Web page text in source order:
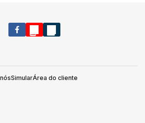
SimularÁrea do cliente